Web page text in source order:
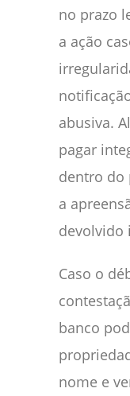
no prazo
a ação
abusiva.
pagar
dentro do
a
devolvido
Caso o
banco
nome e